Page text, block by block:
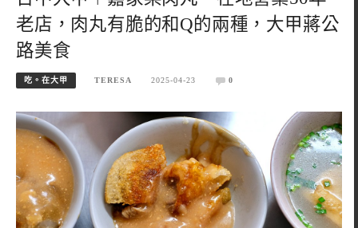
老店，肉丸有脆的和Q的兩種，大甲蔣公
路美食
吃。在大甲 TERESA 2025-04-23 0